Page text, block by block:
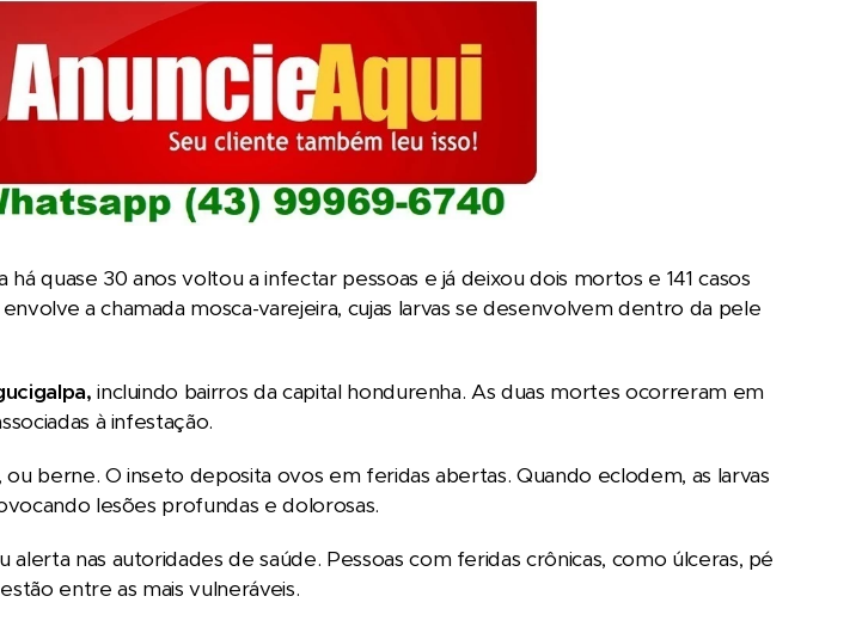
quase 30 anos voltou a infectar pessoas e já deixou dois mortos e 141 casos
a chamada mosca-varejeira, cujas larvas se desenvolvem dentro da pele
incluindo bairros da capital hondurenha. As duas mortes ocorreram em
à infestação.
berne. O inseto deposita ovos em feridas abertas. Quando eclodem, as larvas
lesões profundas e dolorosas.
alerta nas autoridades de saúde. Pessoas com feridas crônicas, como úlceras, pé
entre as mais vulneráveis.